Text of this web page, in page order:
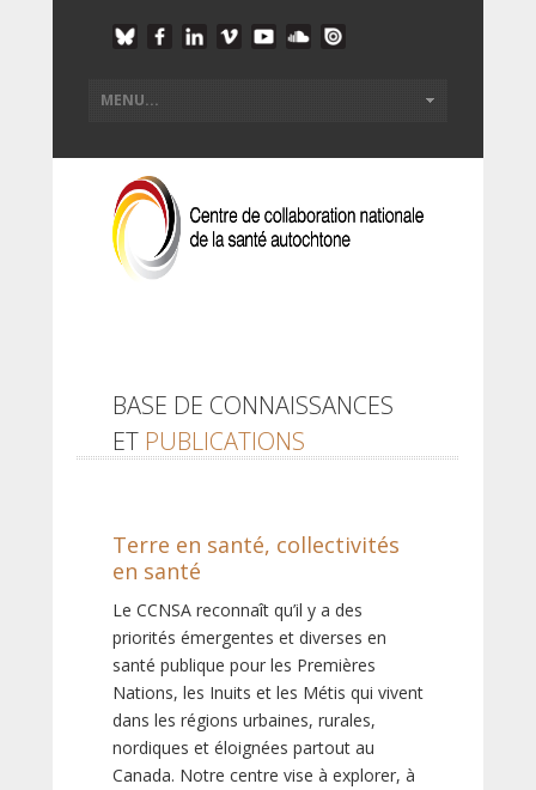
BASE DE CONNAISSANCES
ET PUBLICATIONS
Terre en santé, collectivités
en santé
Le CCNSA reconnaît qu’il y a des
priorités émergentes et diverses en
santé publique pour les Premières
Nations, les Inuits et les Métis qui vivent
dans les régions urbaines, rurales,
nordiques et éloignées partout au
Canada. Notre centre vise à explorer, à